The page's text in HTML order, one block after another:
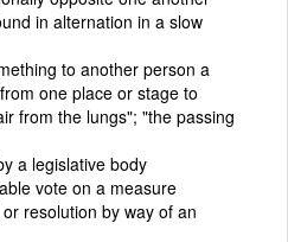
in alternation in a slow
to another person a
one place or stage to
from the lungs"; "the passing
a legislative body
vote on a measure
resolution by way of an